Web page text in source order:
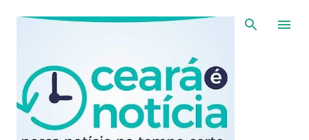
Pular para o conteúdo principal